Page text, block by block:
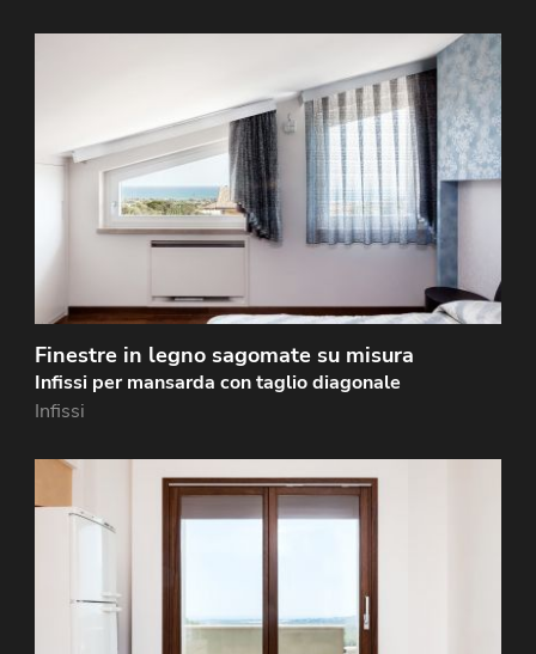
Finestre in legno sagomate su misura
Infissi per mansarda con taglio diagonale
Infissi
Finestre laccate bianche realizzate in legno lamellare
di okoumé dello spessore di 68 mm, adattate su
misura al soffitto a spiovente di una mansarda.…
Infisso realizzato in legno lamellare di okoumé
dotato di un sistema di apertura scorrevole